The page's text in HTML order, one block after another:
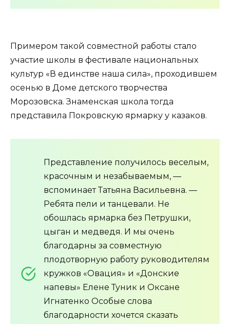
Примером такой совместной работы стало
участие школы в фестивале национальных
культур «В единстве наша сила», проходившем
осенью в Доме детского творчества
Морозовска. Знаменская школа тогда
представила Покровскую ярмарку у казаков.
Представление получилось веселым,
красочным и незабываемым, —
вспоминает Татьяна Васильевна. —
Ребята пели и танцевали. Не
обошлась ярмарка без Петрушки,
цыган и медведя. И мы очень
благодарны за совместную
плодотворную работу руководителям
кружков «Овация» и «Донские
напевы» Елене Туник и Оксане
Игнатенко Особые слова
благодарности хочется сказать